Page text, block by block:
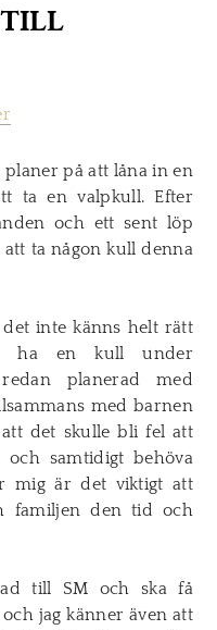
planer på att låna in en
ta en valpkull. Efter
och ett sent löp
ta någon kull denna
inte känns helt rätt
ha en kull under
planerad med
med barnen
det skulle bli fel att
samtidigt behöva
mig är det viktigt att
familjen den tid och
till SM och ska få
jag känner även att